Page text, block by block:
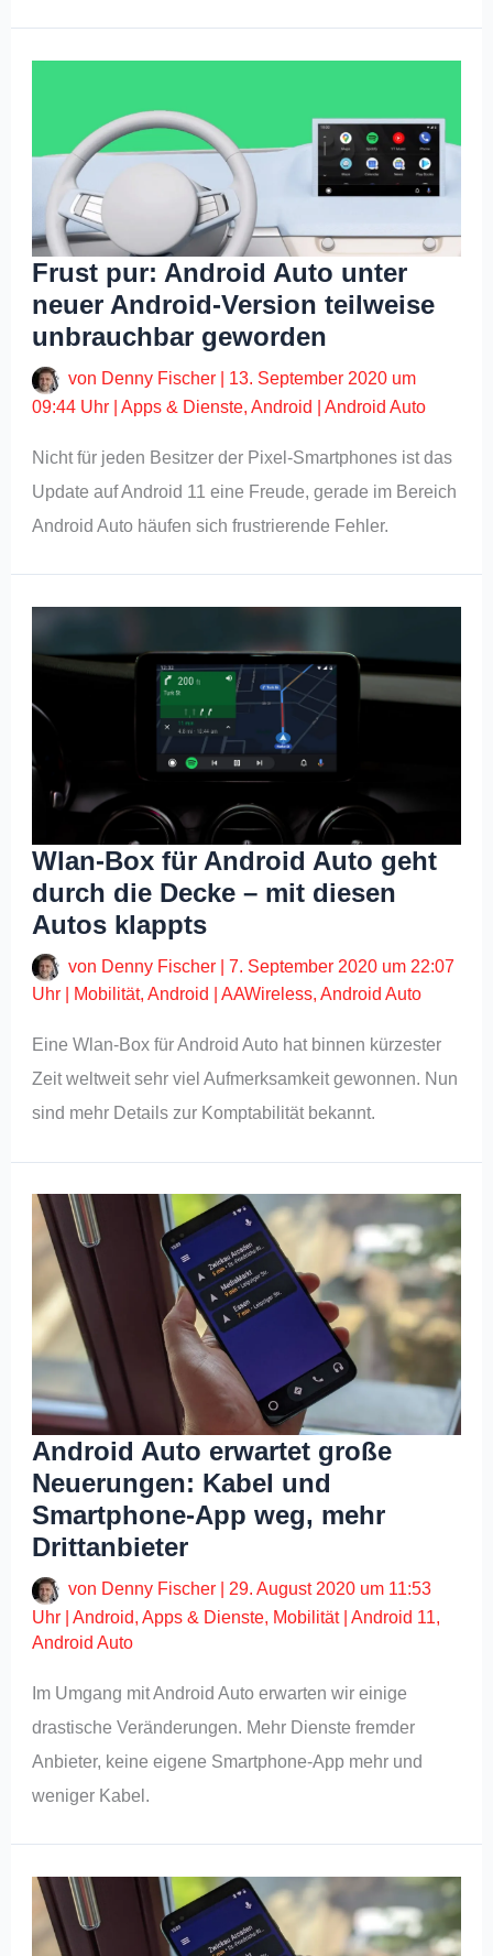
Frust pur: Android Auto unter
neuer Android-Version teilweise
unbrauchbar geworden
von Denny Fischer
13. September 2020 um
09:44 Uhr |Apps & Dienste,Android |Android Auto
Nicht für jeden Besitzer der Pixel-Smartphones ist das
Update auf Android 11 eine Freude, gerade im Bereich
Android Auto häufen sich frustrierende Fehler.
Wlan-Box für Android Auto geht
durch die Decke – mit diesen
Autos klappts
von Denny Fischer |7. September 2020 um 22:07
Uhr
Mobilität,Android |AAWireless,Android Auto
Eine Wlan-Box für Android Auto hat binnen kürzester
Zeit weltweit sehr viel Aufmerksamkeit gewonnen. Nun
sind mehr Details zur Komptabilität bekannt.
Android Auto erwartet große
Neuerungen: Kabel und
Smartphone-App weg, mehr
Drittanbieter
von Denny Fischer
29. August 2020 um 11:53
Uhr |Android,Apps & Dienste, Mobilität|Android 11,
Android Auto
Im Umgang mit Android Auto erwarten wir einige
drastische Veränderungen. Mehr Dienste fremder
Anbieter, keine eigene Smartphone-App mehr und
weniger Kabel.